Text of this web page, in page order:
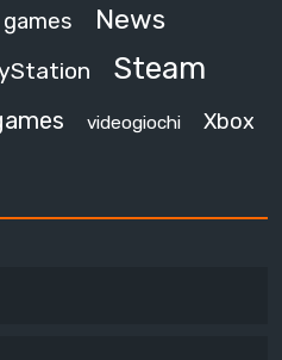
News
Steam
videogiochi Xbox